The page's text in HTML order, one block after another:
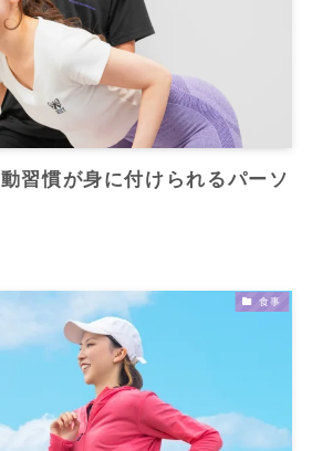
習慣が身に付けられるパーソ
食事